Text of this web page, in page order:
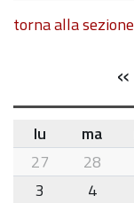
torna alla sezione
«
month-
8
lu ma
27
28
3
4